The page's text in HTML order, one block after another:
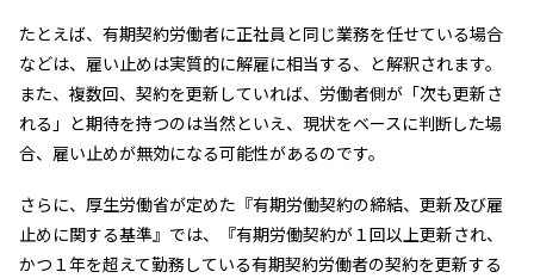
たとえば、有期契約労働者に正社員と同じ業務を任せている場合
などは、雇い止めは実質的に解雇に相当する、と解釈されます。
また、複数回、契約を更新していれば、労働者側が「次も更新さ
れる」と期待を持つのは当然といえ、現状をベースに判断した場
合、雇い止めが無効になる可能性があるのです。
さらに、厚生労働省が定めた『有期労働契約の締結、更新及び雇
止めに関する基準』では、『有期労働契約が１回以上更新され、
かつ１年を超えて勤務している有期契約労働者の契約を更新する